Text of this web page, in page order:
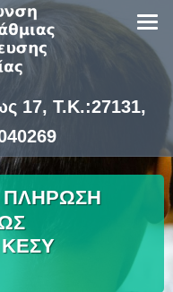
17, Τ.Κ.:27131,
ΠΛΗΡΩΣΗ